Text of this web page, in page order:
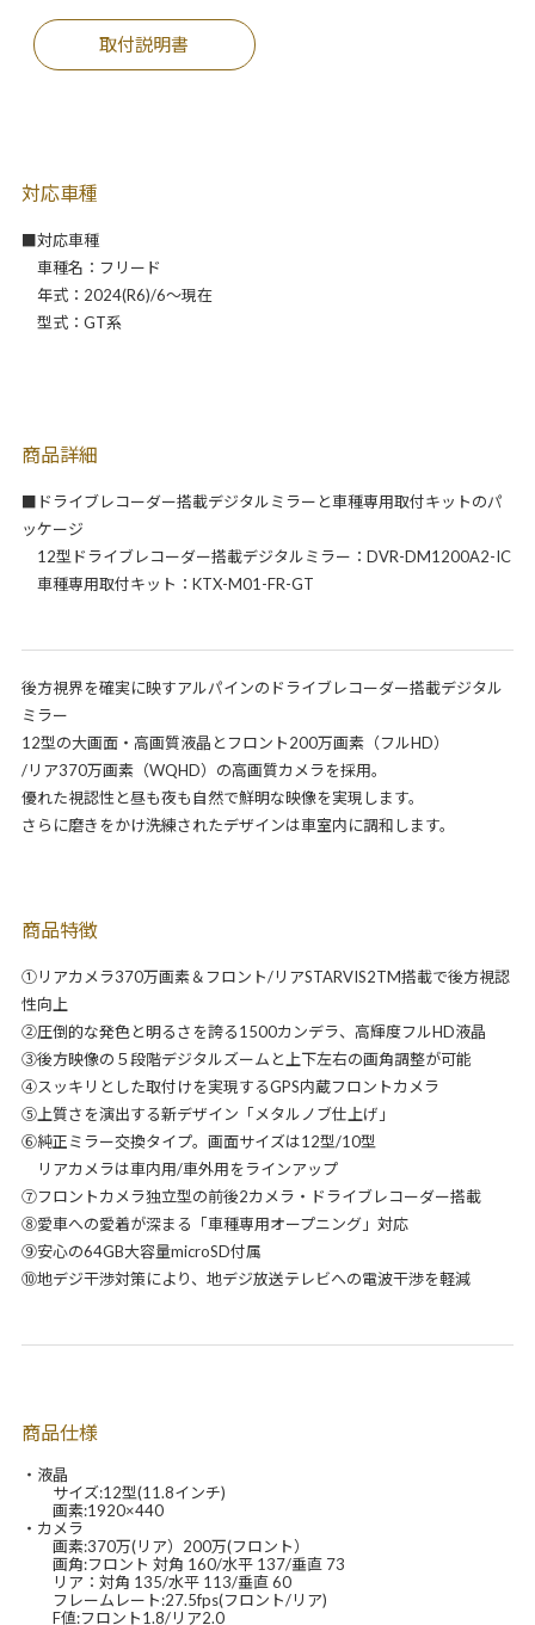
取付説明書
対応車種
■対応車種
車種名：フリード
年式：2024(R6)/6～現在
型式：GT系
商品詳細
■ドライブレコーダー搭載デジタルミラーと車種専用取付キットのパ
ッケージ
12型ドライブレコーダー搭載デジタルミラー：DVR-DM1200A2-IC
車種専用取付キット：KTX-M01-FR-GT
後方視界を確実に映すアルパインのドライブレコーダー搭載デジタル
ミラー
12型の大画面・高画質液晶とフロント200万画素（フルHD）
/リア370万画素（WQHD）の高画質カメラを採用。
優れた視認性と昼も夜も自然で鮮明な映像を実現します。
さらに磨きをかけ洗練されたデザインは車室内に調和します。
商品特徴
①リアカメラ370万画素＆フロント/リアSTARVIS2TM搭載で後方視認
性向上
②圧倒的な発色と明るさを誇る1500カンデラ、高輝度フルHD液晶
③後方映像の５段階デジタルズームと上下左右の画角調整が可能
④スッキリとした取付けを実現するGPS内蔵フロントカメラ
⑤上質さを演出する新デザイン「メタルノブ仕上げ」
⑥純正ミラー交換タイプ。画面サイズは12型/10型
リアカメラは車内用/車外用をラインアップ
⑦フロントカメラ独立型の前後2カメラ・ドライブレコーダー搭載
⑧愛車への愛着が深まる「車種専用オープニング」対応
⑨安心の64GB大容量microSD付属
⑩地デジ干渉対策により、地デジ放送テレビへの電波干渉を軽減
商品仕様
・液晶
サイズ:12型(11.8インチ)
画素:1920×440
・カメラ
画素:370万(リア）200万(フロント）
画角:フロント 対角 160/水平 137/垂直 73
リア：対角 135/水平 113/垂直 60
フレームレート:27.5fps(フロント/リア)
F値:フロント1.8/リア2.0